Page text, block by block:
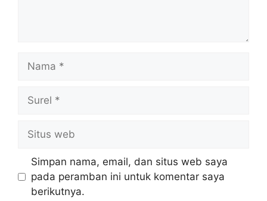
Nama
Surel
Situs
web
Simpan nama, email, dan situs web saya
pada peramban ini untuk komentar saya
berikutnya.